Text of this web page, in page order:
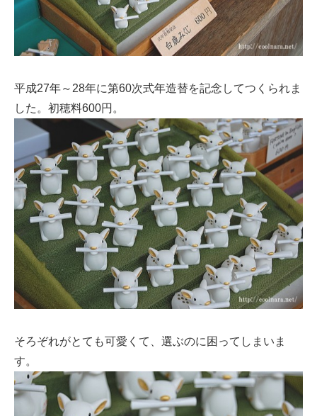
平成27年～28年に第60次式年造替を記念してつくられま
した。初穂料600円。
そろぞれがとても可愛くて、選ぶのに困ってしまいま
す。